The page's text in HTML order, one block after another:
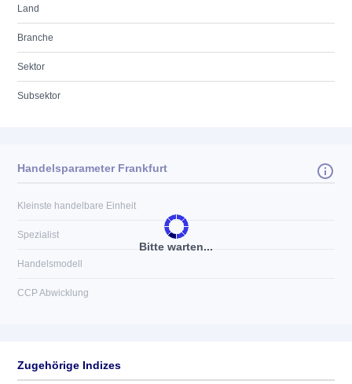
Land
Branche
Sektor
Subsektor
Bitte warten...
Handelsparameter Frankfurt
Kleinste handelbare Einheit
Spezialist
Handelsmodell
CCP Abwicklung
Zugehörige Indizes